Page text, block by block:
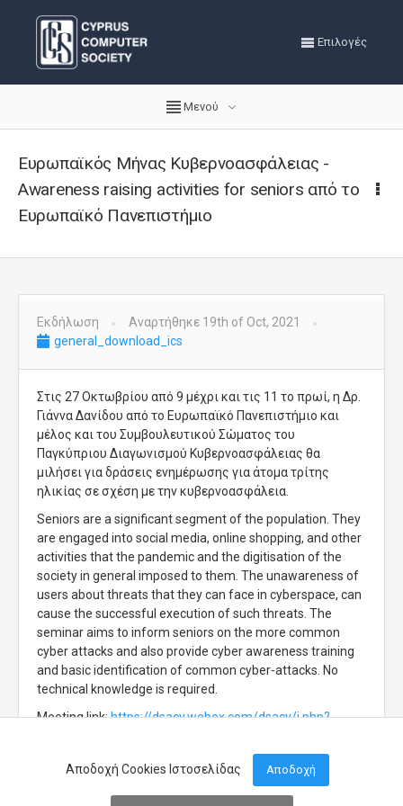
Αποδοχή Cookies Ιστοσελίδας Αποδοχή
Επιλογές
Μενού
Ευρωπαϊκός Μήνας Κυβερνοασφάλειας -
Awareness raising activities for seniors από το
Ευρωπαϊκό Πανεπιστήμιο
Εκδήλωση
Αναρτήθηκε 19th of Oct, 2021
general_download_ics
Στις 27 Οκτωβρίου από 9 μέχρι και τις 11 το πρωί, η Δρ.
Γιάννα Δανίδου από το Ευρωπαϊκό Πανεπιστήμιο και
μέλος και του Συμβουλευτικού Σώματος του
Παγκύπριου Διαγωνισμού Κυβερνοασφάλειας θα
μιλήσει για δράσεις ενημέρωσης για άτομα τρίτης
ηλικίας σε σχέση με την κυβερνοασφάλεια.
Seniors are a significant segment of the population. They
are engaged into social media, online shopping, and other
activities that the pandemic and the digitisation of the
society in general imposed to them. The unawareness of
users about threats that they can face in cyberspace, can
cause the successful execution of such threats. The
seminar aims to inform seniors on the more common
cyber attacks and also provide cyber awareness training
and basic identification of common cyber-attacks. No
technical knowledge is required.
Meeting link:https://dsacy.webex.com/dsacy/j.php?